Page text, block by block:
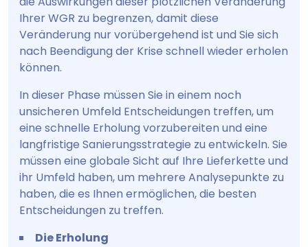
Ihrer WGR zu begrenzen, damit diese
Veränderung nur vorübergehend ist und Sie sich
nach Beendigung der Krise schnell wieder erholen
können.
In dieser Phase müssen Sie in einem noch
unsicheren Umfeld Entscheidungen treffen, um
eine schnelle Erholung vorzubereiten und eine
langfristige Sanierungsstrategie zu entwickeln. Sie
müssen eine globale Sicht auf Ihre Lieferkette und
ihr Umfeld haben, um mehrere Analysepunkte zu
haben, die es Ihnen ermöglichen, die besten
Entscheidungen zu treffen.
Die Erholung